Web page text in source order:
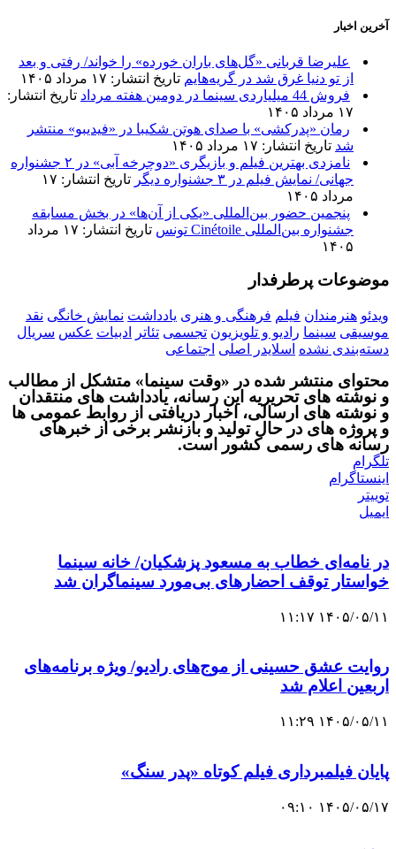
آخرین اخبار
علیرضا قربانی «گل‌های باران خورده» را خواند/ رفتی و بعد
از تو دنیا غرق شد در گریه‌هایم تاریخ انتشار: ۱۷ مرداد ۱۴۰۵
فروش 44 میلیاردی سینما در دومین هفته مرداد
تاریخ انتشار:
۱۷ مرداد ۱۴۰۵
رمان «پدرکشی» با صدای هوتن شکیبا در «فیدیبو» منتشر
شد تاریخ انتشار: ۱۷ مرداد ۱۴۰۵
نامزدی بهترین فیلم و بازیگری «دوچرخه آبی» در ۲ جشنواره
جهانی/ نمایش فیلم در ۳ جشنواره دیگر
تاریخ انتشار: ۱۷
مرداد ۱۴۰۵
پنجمین حضور بین‌المللی «یکی از آن‌ها» در بخش مسابقه
جشنواره بین‌المللی Cinétoile تونس
تاریخ انتشار: ۱۷ مرداد
۱۴۰۵
موضوعات پرطرفدار
ویدئو هنرمندان فیلم فرهنگی و هنری یادداشت نمایش خانگی نقد
موسیقی سینما رادیو و تلویزیون تجسمی تئاتر ادبیات عکس سریال
دسته‌بندی نشده اسلایدر اصلی اجتماعی
محتوای منتشر شده در «وقت سینما» متشکل از مطالب
و نوشته های تحریریه این رسانه، یادداشت های منتقدان
و نوشته های ارسالی، اخبار دریافتی از روابط عمومی ها
و پروژه های در حال تولید و بازنشر برخی از خبرهای
رسانه های رسمی کشور است.
تلگرام
اینستاگرام
توییتر
ایمیل
در نامه‌ای خطاب به مسعود پزشکیان/ خانه سینما
خواستار توقف احضارهای بی‌مورد سینماگران شد
۱۴۰۵/۰۵/۱۱ ۱۱:۱۷
روایت عشق حسینی از موج‌های رادیو/ ویژه ‌برنامه‌های
اربعین اعلام شد
۱۴۰۵/۰۵/۱۱ ۱۱:۲۹
پایان فیلمبرداری فیلم کوتاه «پدر سنگ»
۱۴۰۵/۰۵/۱۷ ۰۹:۱۰